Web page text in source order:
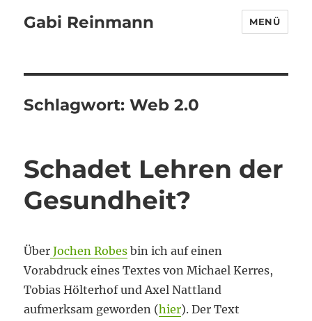
Gabi Reinmann MENÜ
Schlagwort:Web 2.0
Schadet Lehren der
Gesundheit?
Über Jochen Robes bin ich auf einen
Vorabdruck eines Textes von Michael Kerres,
Tobias Hölterhof und Axel Nattland
aufmerksam geworden (hier). Der Text